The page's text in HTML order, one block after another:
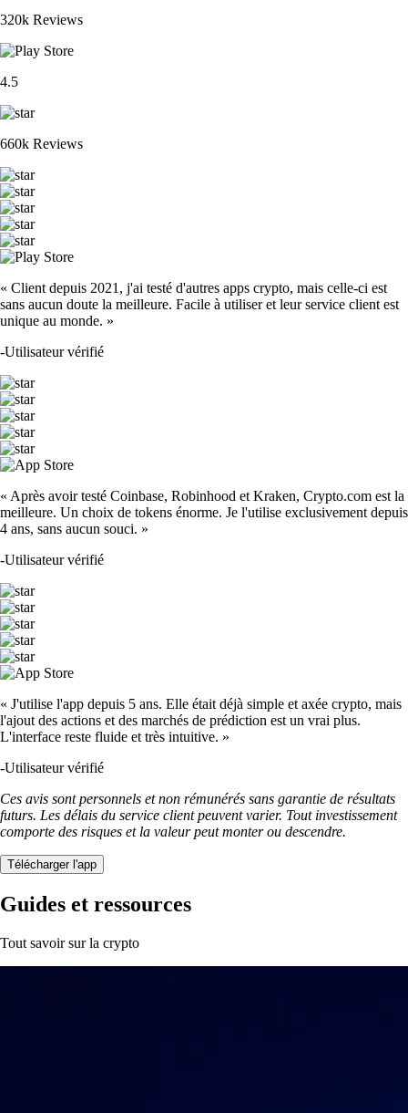
320k Reviews
4.5
660k Reviews
« Client depuis 2021, j'ai testé d'autres apps crypto, mais celle-ci est
sans aucun doute la meilleure. Facile à utiliser et leur service client est
unique au monde. »
-Utilisateur vérifié
« Après avoir testé Coinbase, Robinhood et Kraken, Crypto.com est la
meilleure. Un choix de tokens énorme. Je l'utilise exclusivement depuis
4 ans, sans aucun souci. »
-Utilisateur vérifié
« J'utilise l'app depuis 5 ans. Elle était déjà simple et axée crypto, mais
l'ajout des actions et des marchés de prédiction est un vrai plus.
L'interface reste fluide et très intuitive. »
-Utilisateur vérifié
Ces avis sont personnels et non rémunérés sans garantie de résultats
futurs. Les délais du service client peuvent varier. Tout investissement
comporte des risques et la valeur peut monter ou descendre.
Télécharger l'app
Guides et ressources
Tout savoir sur la crypto